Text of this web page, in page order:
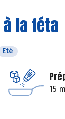
la féta
Eté
15